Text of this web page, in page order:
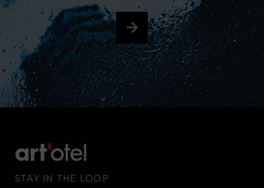
STAY IN THE LOOP